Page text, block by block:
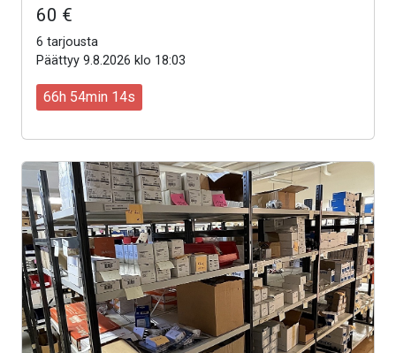
60 €
6 tarjousta
Päättyy 9.8.2026 klo 18:03
66h 54min 12s